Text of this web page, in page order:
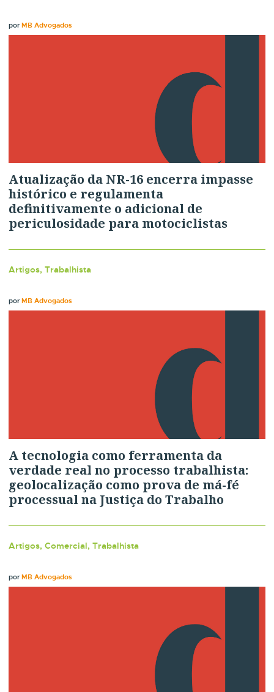
porMB Advogados
Atualização da NR-16 encerra impasse
histórico e regulamenta
definitivamente o adicional de
periculosidade para motociclistas
Artigos, Trabalhista
porMB Advogados
A tecnologia como ferramenta da
verdade real no processo trabalhista:
geolocalização como prova de má-fé
processual na Justiça do Trabalho
Artigos, Comercial, Trabalhista
porMB Advogados